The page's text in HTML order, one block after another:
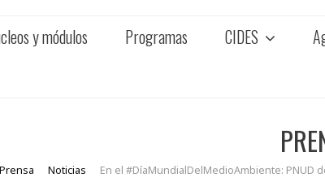
y módulos Programas CIDES
Prensa Noticias En el #DíaMundialDelMedioAmbiente: PNUD